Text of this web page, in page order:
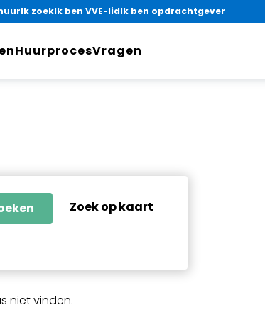
Ik zoekIk ben VVE-lidIk ben opdrachtgever
HuurprocesVragen
Zoek op kaart
niet vinden.